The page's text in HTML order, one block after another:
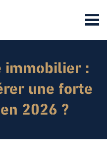
immobilier :
une forte
2026 ?